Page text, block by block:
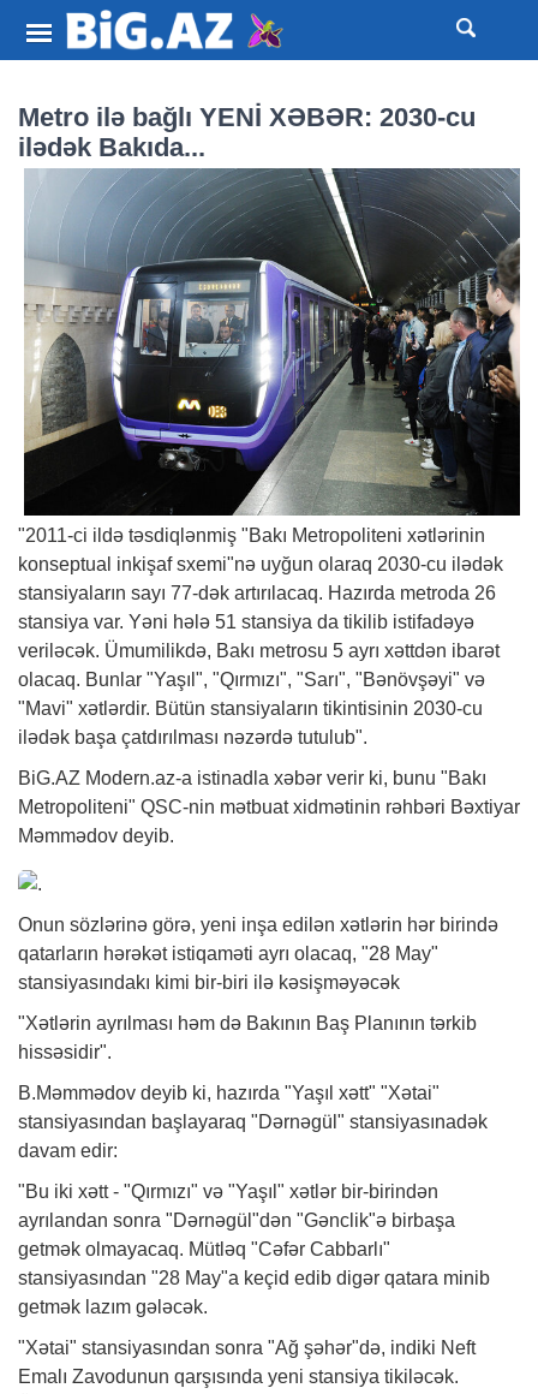
Metro ilə bağlı YENİ XƏBƏR: 2030-cu
ilədək Bakıda...
"2011-ci ildə təsdiqlənmiş "Bakı Metropoliteni xətlərinin
konseptual inkişaf sxemi"nə uyğun olaraq 2030-cu ilədək
stansiyaların sayı 77-dək artırılacaq. Hazırda metroda 26
stansiya var. Yəni hələ 51 stansiya da tikilib istifadəyə
veriləcək. Ümumilikdə, Bakı metrosu 5 ayrı xəttdən ibarət
olacaq. Bunlar "Yaşıl", "Qırmızı", "Sarı", "Bənövşəyi" və
"Mavi" xətlərdir. Bütün stansiyaların tikintisinin 2030-cu
ilədək başa çatdırılması nəzərdə tutulub".
BiG.AZ Modern.az-a istinadla xəbər verir ki, bunu "Bakı
Metropoliteni" QSC-nin mətbuatxidmətinin rəhbəri Bəxtiyar
Məmmədov deyib.
Onun sözlərinə görə, yeni inşa edilən xətlərin hər birində
qatarların hərəkət istiqaməti ayrı olacaq, "28 May"
stansiyasındakı kimi bir-biri ilə kəsişməyəcək
"Xətlərin ayrılması həm də Bakının Baş Planının tərkib
hissəsidir".
B.Məmmədov deyib ki, hazırda "Yaşıl xətt" "Xətai"
stansiyasından başlayaraq "Dərnəgül" stansiyasınadək
davam edir:
"Bu iki xətt - "Qırmızı" və "Yaşıl" xətlər bir-birindən
ayrılandan sonra "Dərnəgül"dən "Gənclik"ə birbaşa
getmək olmayacaq. Mütləq "Cəfər Cabbarlı"
stansiyasından "28 May"a keçid edib digər qatara minib
getmək lazım gələcək.
"Xətai" stansiyasından sonra "Ağ şəhər"də, indiki Neft
Emalı Zavodunun qarşısında yeni stansiya tikiləcək.